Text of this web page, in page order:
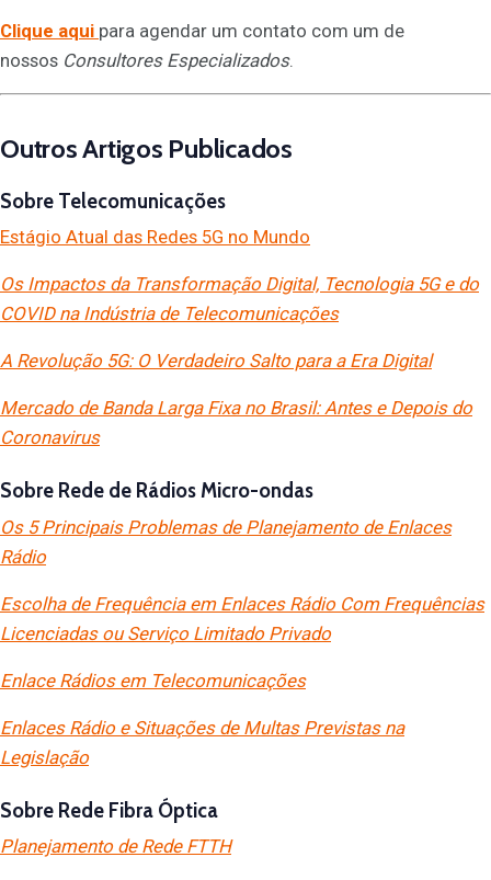
Clique aqui para agendar um contato com um de
nossos Consultores Especializados.
Outros Artigos Publicados
Sobre Telecomunicações
Estágio Atual das Redes 5G no Mundo
Os Impactos da Transformação Digital, Tecnologia 5G e do
COVID na Indústria de Telecomunicações
A Revolução 5G: O Verdadeiro Salto para a Era Digital
Mercado de Banda Larga Fixa no Brasil: Antes e Depois do
Coronavirus
Sobre Rede de Rádios Micro-ondas
Os 5 Principais Problemas de Planejamento de Enlaces
Rádio
Escolha de Frequência em Enlaces Rádio Com Frequências
Licenciadas ou Serviço Limitado Privado
Enlace Rádios em Telecomunicações
Enlaces Rádio e Situações de Multas Previstas na
Legislação
Sobre Rede Fibra Óptica
Planejamento de Rede FTTH